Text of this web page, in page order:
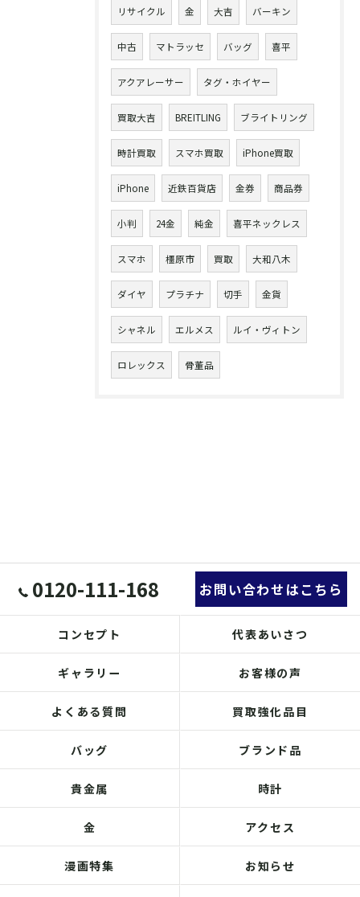
リサイクル 金 大吉 バーキン
中古 マトラッセ バッグ 喜平
アクアレーサー タグ・ホイヤー
買取大吉 BREITLING ブライトリング
時計買取 スマホ買取 iPhone買取
iPhone 近鉄百貨店 金券 商品券
小判 24金 純金 喜平ネックレス
スマホ 橿原市 買取 大和八木
ダイヤ プラチナ 切手 金貨
シャネル エルメス ルイ・ヴィトン
ロレックス 骨董品
0120-111-168 お問い合わせはこちら
コンセプト 代表あいさつ
ギャラリー お客様の声
よくある質問 買取強化品目
バッグ ブランド品
貴金属 時計
金 アクセス
漫画特集 お知らせ